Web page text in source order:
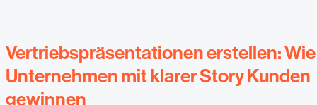
Vertriebspräsentationen erstellen: Wie
Unternehmen mit klarer Story Kunden
gewinnen